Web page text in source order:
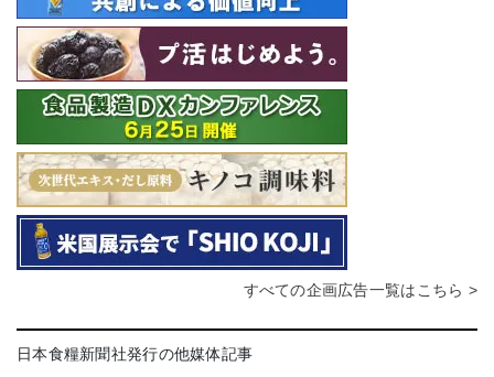
すべての企画広告一覧はこちら >
日本食糧新聞社発行の他媒体記事